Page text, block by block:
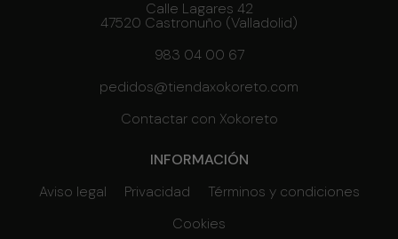
Calle Lagares 42
47520 Castronuño (Valladolid)
983 04 00 67
pedidos@tiendaxokoreto.com
Contactar con Xokoreto
INFORMACIÓN
Aviso legal
Privacidad
Términos y condiciones
Cookies